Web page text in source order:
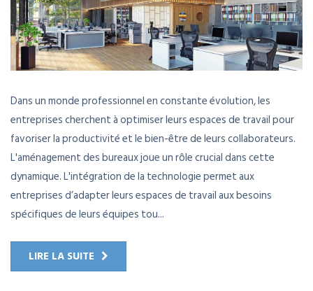
Dans un monde professionnel en constante évolution, les
entreprises cherchent à optimiser leurs espaces de travail pour
favoriser la productivité et le bien-être de leurs collaborateurs.
L'aménagement des bureaux joue un rôle crucial dans cette
dynamique. L'intégration de la technologie permet aux
entreprises d’adapter leurs espaces de travail aux besoins
spécifiques de leurs équipes tou...
LIRE LA SUITE